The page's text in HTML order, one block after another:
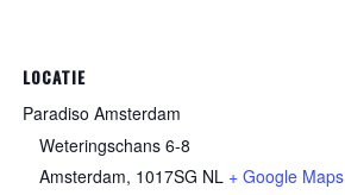
LOCATIE
Paradiso Amsterdam
Weteringschans 6-8
Amsterdam, 1017SG NL + Google Maps